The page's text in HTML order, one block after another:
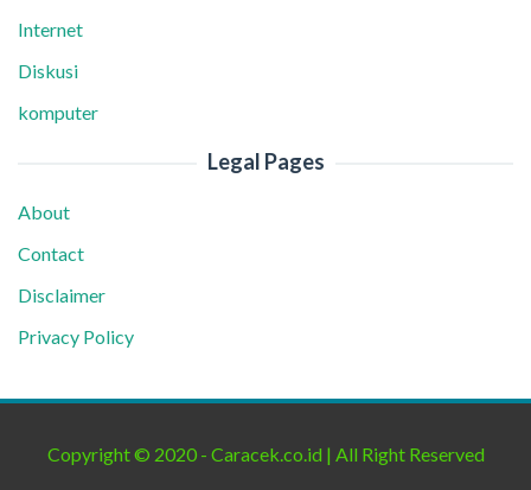
Internet
Diskusi
komputer
Legal Pages
About
Contact
Disclaimer
Privacy Policy
Copyright © 2020 - Caracek.co.id | All Right Reserved